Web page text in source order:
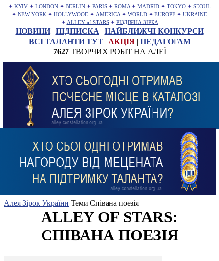
✦ KYIV ✦ LONDON ✦ BERLIN ✦ PARIS ✦ ROMA ✦ MADRID ✦ TOKYO ✦ SEOUL
✦ NEW YORK ✦ HOLLYWOOD ✦ AMERICA ✦ WORLD ✦ EUROPE ✦ UKRAINE
✦ ALLEY of STARS ✦ РІЗДВЯНА ЗІРКА
НОВИНИ| ПІДПИСКА | НАЙБЛИЖЧІ КОНКУРСИ
ВСІ ТАЛАНТИ ТУТ| АКЦІЯ| ПЕДАГОГАМ
7627ТВОРЧИХ РОБІТ НА АЛЕЇ
Алея Зірок України Теми Співана поезія
ALLEY OF STARS:
СПІВАНА ПОЕЗІЯ